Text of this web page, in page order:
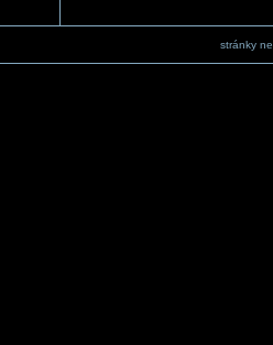
stránky